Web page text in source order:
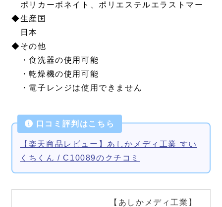
ポリカーボネイト、ポリエステルエラストマー
◆生産国
日本
◆その他
・食洗器の使用可能
・乾燥機の使用可能
・電子レンジは使用できません
口コミ評判はこちら
【楽天商品レビュー】あしかメディ工業 すい
くちくん / C10089のクチコミ
【あしかメディ工業】